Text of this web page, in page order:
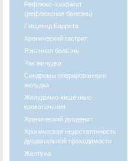
Рефлюкс-эзофагит
(рефлюксная болезнь)
Пищевод Баррета
Хронический гастрит
Язвенная болезнь
Рак желудка
Синдромы оперированного
желудка
Желудочно-кишечные
кровотечения
Хронический дуоденит
Хроническая недостаточность
дуоденальной проходимости
Желтуха